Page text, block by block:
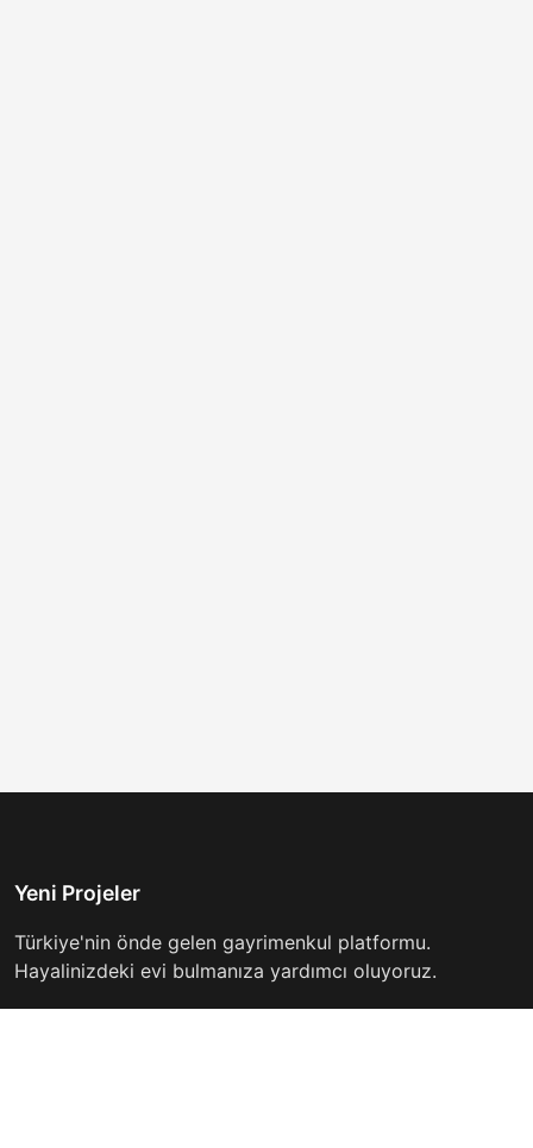
Yeni Projeler
Türkiye'nin önde gelen gayrimenkul platformu.
Hayalinizdeki evi bulmanıza yardımcı oluyoruz.